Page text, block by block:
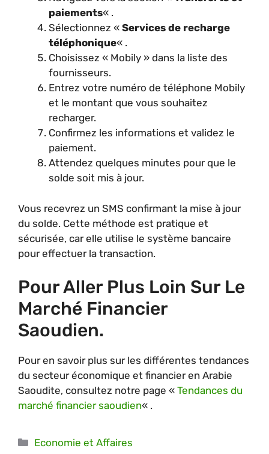
paiements« .
Sélectionnez « Services de recharge
téléphonique« .
Choisissez « Mobily » dans la liste des
fournisseurs.
Entrez votre numéro de téléphone Mobily
et le montant que vous souhaitez
recharger.
Confirmez les informations et validez le
paiement.
Attendez quelques minutes pour que le
solde soit mis à jour.
Vous recevrez un SMS confirmant la mise à jour
du solde. Cette méthode est pratique et
sécurisée, car elle utilise le système bancaire
pour effectuer la transaction.
Pour Aller Plus Loin Sur Le
Marché Financier
Saoudien.
Pour en savoir plus sur les différentes tendances
du secteur économique et financier en Arabie
Saoudite, consultez notre page « Tendances du
marché financier saoudien« .
Catégories
Economie et Affaires